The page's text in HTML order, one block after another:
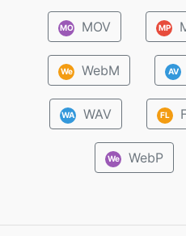
MO MOV MP
We WebM AV
WA WAV FL
We WebP